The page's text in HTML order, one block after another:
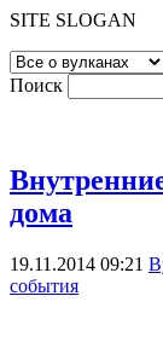
SITE SLOGAN
Поиск
дома
19.11.2014 09:21
события